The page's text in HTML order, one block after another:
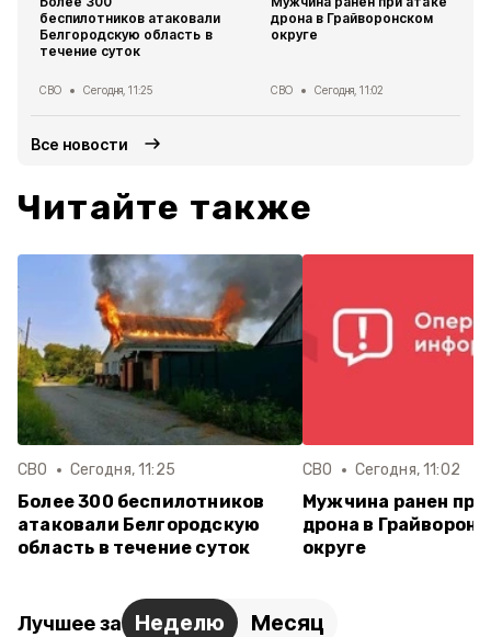
беспилотников атаковали
Белгородскую область в
течение суток
СВО Сегодня, 11:25
дрона в Грайворонском
округе
СВО Сегодня, 11:02
Все новости
Читайте также
СВО Сегодня, 11:25
Более 300 беспилотников
атаковали Белгородскую
область в течение суток
СВО Сегодня, 11:02
Мужчина ранен при
дрона в
округе
Лучшее за Неделю Месяц